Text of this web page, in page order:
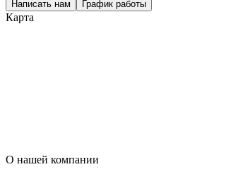
Написать нам График работы
Карта
О нашей компании